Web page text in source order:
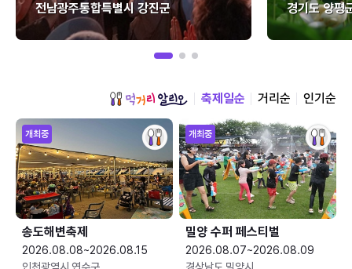
전남광주통합특별시 강진군
경기도 양평
축제일순 거리순 인기순
개최중
송도해변축제
2026.08.08~2026.08.15
개최중
밀양 수퍼 페스티벌
2026.08.07~2026.08.09